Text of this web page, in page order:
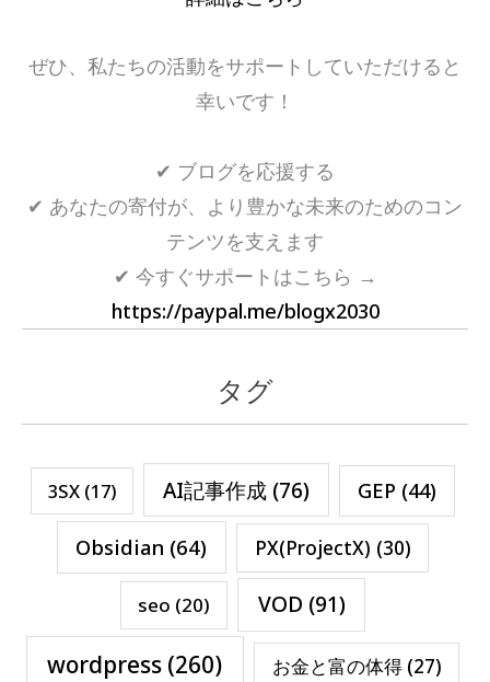
ぜひ、私たちの活動をサポートしていただけると
幸いです！
✔ ブログを応援する
✔ あなたの寄付が、より豊かな未来のためのコン
テンツを支えます
✔ 今すぐサポートはこちら →
https://paypal.me/blogx2030
タグ
3SX(17) AI記事作成(76) GEP (44)
Obsidian (64) PX(ProjectX) (30)
seo (20) VOD (91)
wordpress (260) お金と富の体得(27)